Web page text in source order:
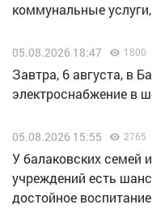
коммунальные
05.08.2026 18:47 1800
Завтра, 6 августа, в
электроснабжение в
05.08.2026 15:55 2765
У балаковских семей
учреждений есть
достойное